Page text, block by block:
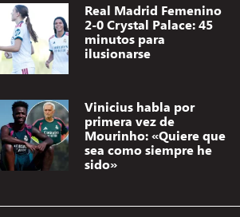
Real Madrid Femenino
2-0 Crystal Palace: 45
minutos para
ilusionarse
Vinicius habla por
primera vez de
Mourinho: «Quiere que
sea como siempre he
sido»